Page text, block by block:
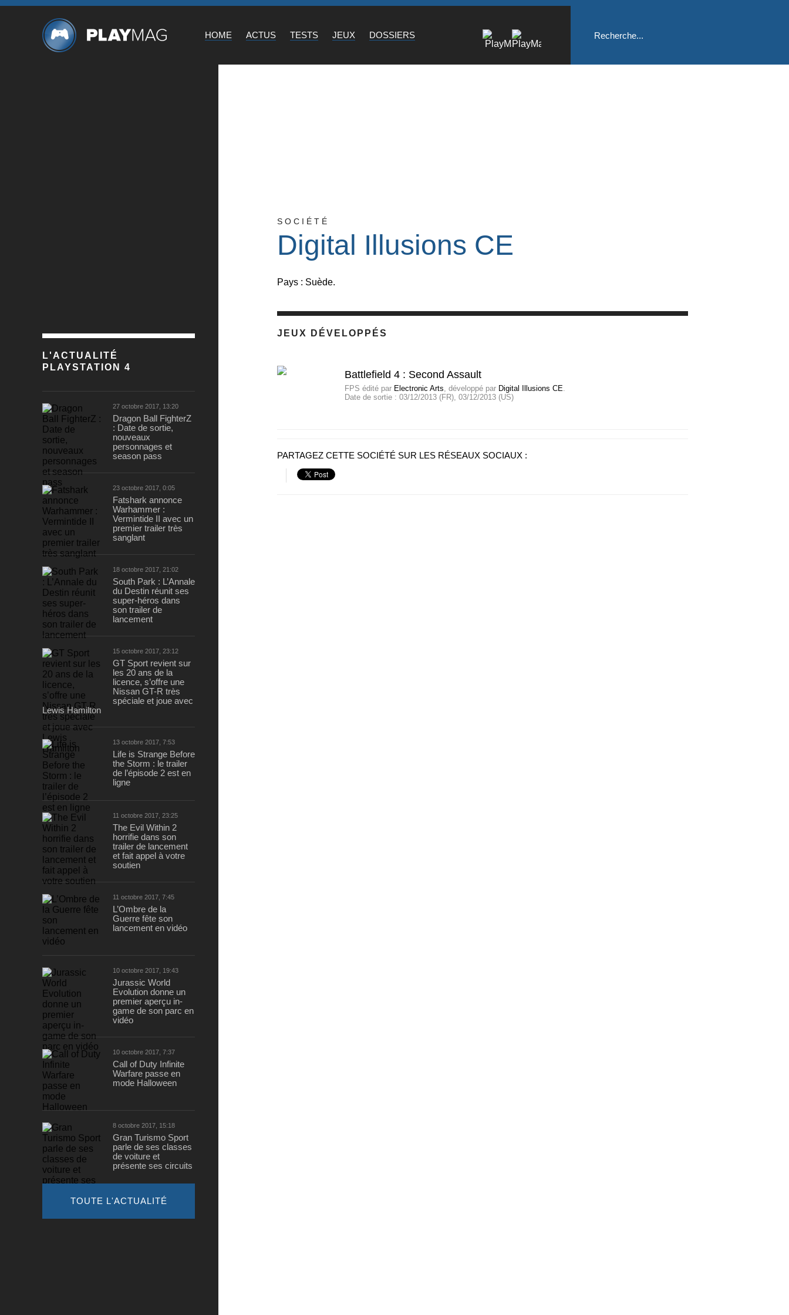
HOME ACTUS TESTS JEUX DOSSIERS
SOCIÉTÉ
Digital Illusions CE
Pays : Suède.
JEUX DÉVELOPPÉS
Battlefield 4 : Second Assault
FPS édité par Electronic Arts, développé par Digital Illusions CE.
Date de sortie : 03/12/2013 (FR), 03/12/2013 (US)
PARTAGEZ CETTE SOCIÉTÉ SUR LES RÉSEAUX SOCIAUX :
L'ACTUALITÉ
PLAYSTATION 4
27 octobre 2017, 13:20
Dragon Ball FighterZ
: Date de sortie,
nouveaux
personnages et
season pass
23 octobre 2017, 0:05
Fatshark annonce
Warhammer :
Vermintide II avec un
premier trailer très
sanglant
18 octobre 2017, 21:02
South Park : L’Annale
du Destin réunit ses
super-héros dans
son trailer de
lancement
15 octobre 2017, 23:12
GT Sport revient sur
les 20 ans de la
licence, s’offre une
Nissan GT-R très
spéciale et joue avec
Lewis Hamilton
13 octobre 2017, 7:53
Life is Strange Before
the Storm : le trailer
de l’épisode 2 est en
ligne
11 octobre 2017, 23:25
The Evil Within 2
horrifie dans son
trailer de lancement
et fait appel à votre
soutien
11 octobre 2017, 7:45
L’Ombre de la
Guerre fête son
lancement en vidéo
10 octobre 2017, 19:43
Jurassic World
Evolution donne un
premier aperçu in-
game de son parc en
vidéo
10 octobre 2017, 7:37
Call of Duty Infinite
Warfare passe en
mode Halloween
8 octobre 2017, 15:18
Gran Turismo Sport
parle de ses classes
de voiture et
présente ses circuits
TOUTE L'ACTUALITÉ